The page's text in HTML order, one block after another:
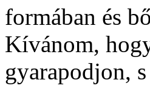
formában és
Kívánom,
gyarapodjon,